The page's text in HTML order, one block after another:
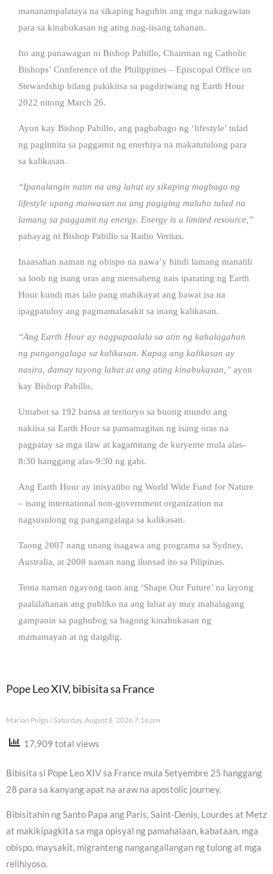
mananampalataya na sikaping baguhin ang mga nakagawian
para sa kinabukasan ng ating nag-iisang tahanan.
Ito ang panawagan ni Bishop Pabillo, Chairman ng Catholic
Bishops’ Conference of the Philippines – Episcopal Office on
Stewardship bilang pakikiisa sa pagdiriwang ng Earth Hour
2022 nitong March 26.
Ayon kay Bishop Pabillo, ang pagbabago ng ‘lifestyle’ tulad
ng paglimita sa paggamit ng enerhiya na makatutulong para
sa kalikasan.
“Ipanalangin natin na ang lahat ay sikaping magbago ng
lifestyle upang maiwasan na ang pagiging maluho tulad na
lamang sa paggamit ng energy. Energy is a limited resource,”
pahayag ni Bishop Pabillo sa Radio Veritas.
Inaasahan naman ng obispo na nawa’y hindi lamang manatili
sa loob ng isang oras ang mensaheng nais iparating ng Earth
Hour kundi mas lalo pang mahikayat ang bawat isa na
ipagpatuloy ang pagmamalasakit sa inang kalikasan.
“Ang Earth Hour ay nagpapaalala sa atin ng kahalagahan
ng pangangalaga sa kalikasan. Kapag ang kalikasan ay
nasira, damay tayong lahat at ang ating kinabukasan,” ayon
kay Bishop Pabillo.
Umabot sa 192 bansa at teritoryo sa buong mundo ang
nakiisa sa Earth Hour sa pamamagitan ng isang oras na
pagpatay sa mga ilaw at kagamitang de kuryente mula alas-
8:30 hanggang alas-9:30 ng gabi.
Ang Earth Hour ay inisyatibo ng World Wide Fund for Nature
– isang international non-government organization na
nagsusulong ng pangangalaga sa kalikasan.
Taong 2007 nang unang isagawa ang programa sa Sydney,
Australia, at 2008 naman nang ilunsad ito sa Pilipinas.
Tema naman ngayong taon ang ‘Shape Our Future’ na layong
paalalahanan ang publiko na ang lahat ay may mahalagang
gampanin sa paghubog sa bagong kinabukasan ng
mamamayan at ng daigdig.
Pope Leo XIV, bibisita sa France
Marian Pulgo Saturday, August 8, 2026 7:16 pm
17,909 total views
Bibisita si Pope Leo XIV sa France mula Setyembre 25 hanggang
28 para sa kanyang apat na araw na apostolic journey.
Bibisitahin ng Santo Papa ang Paris, Saint-Denis, Lourdes at Metz
at makikipagkita sa mga opisyal ng pamahalaan, kabataan, mga
obispo, maysakit, migranteng nangangailangan ng tulong at mga
relihiyoso.